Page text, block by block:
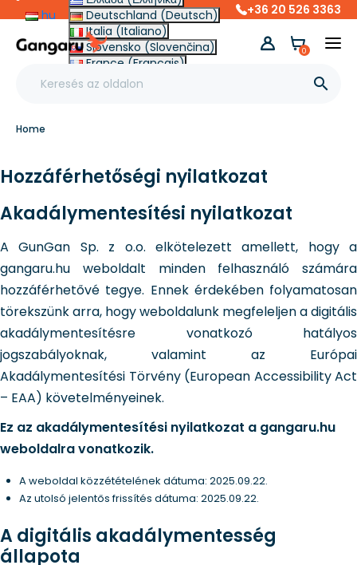
hu
Deutschland (Deutsch)
Italia (Italiano)
Slovensko (Slovenčina)
France (Français)
Other (English €)
+36 20 526 3363

0
Home
Hozzáférhetőségi nyilatkozat
Akadálymentesítési nyilatkozat
A GunGan Sp. z o.o. elkötelezett amellett, hogy a
gangaru.hu weboldalt minden felhasználó számára
hozzáférhetővé tegye. Ennek érdekében folyamatosan
törekszünk arra, hogy weboldalunk megfeleljen a digitális
akadálymentesítésre vonatkozó hatályos
jogszabályoknak, valamint az Európai
Akadálymentesítési Törvény (European Accessibility Act
– EAA) követelményeinek.
Ez az akadálymentesítési nyilatkozat a gangaru.hu
weboldalra vonatkozik.
A weboldal közzétételének dátuma: 2025.09.22.
Az utolsó jelentős frissítés dátuma: 2025.09.22.
A digitális akadálymentesség
állapota